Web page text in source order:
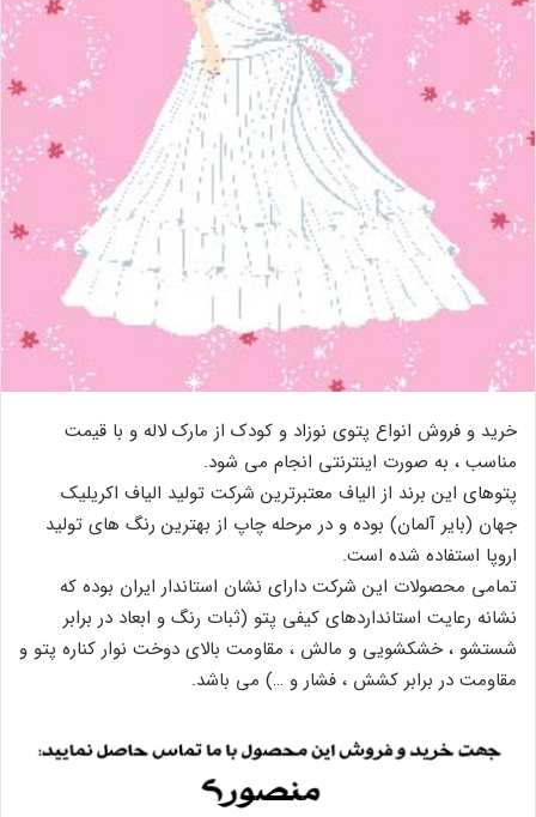
خرید و فروش انواع پتوی نوزاد و کودک از مارک لاله و با قیمت
مناسب ، به صورت اینترنتی انجام می شود.
پتوهای این برند از الیاف معتبرترین شرکت تولید الیاف اکریلیک
جهان (بایر آلمان) بوده و در مرحله چاپ از بهترین رنگ های تولید
اروپا استفاده شده است.
تمامی محصولات این شرکت دارای نشان استاندار ایران بوده که
نشانه رعایت استانداردهای کیفی پتو (ثبات رنگ و ابعاد در برابر
شستشو ، خشکشویی و مالش ، مقاومت بالای دوخت نوار کناره پتو و
مقاومت در برابر کشش ، فشار و …) می باشد.